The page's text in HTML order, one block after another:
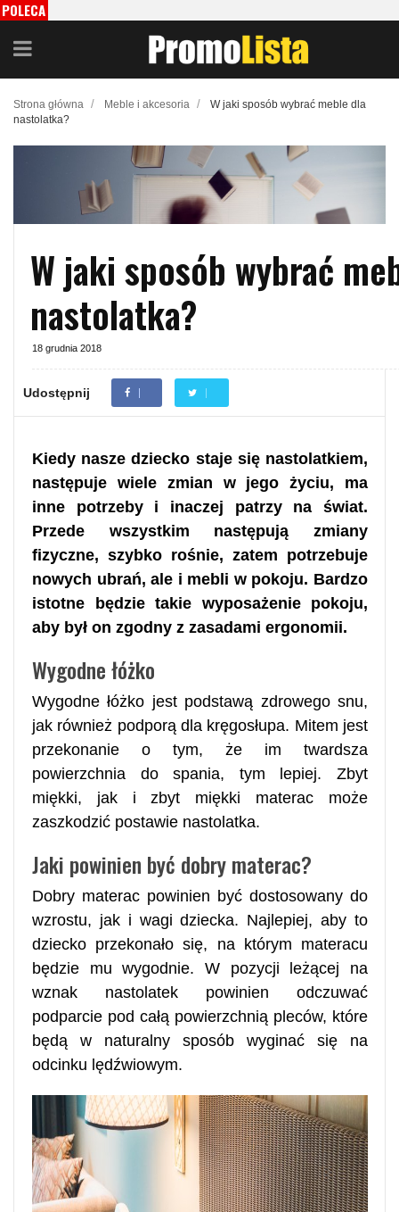
POLECA
Strona główna / Meble i akcesoria /
W jaki sposób wybrać meble dla
nastolatka?
W jaki sposób wybrać
nastolatka?
18 grudnia 2018
Udostępnij
Kiedy nasze dziecko staje się nastolatkiem,
następuje wiele zmian w jego życiu, ma
inne potrzeby i inaczej patrzy na świat.
Przede wszystkim następują zmiany
fizyczne, szybko rośnie, zatem potrzebuje
nowych ubrań, ale i mebli w pokoju. Bardzo
istotne będzie takie wyposażenie pokoju,
aby był on zgodny z zasadami ergonomii.
Wygodne łóżko
Wygodne łóżko jest podstawą zdrowego snu,
jak również podporą dla kręgosłupa. Mitem jest
przekonanie o tym, że im twardsza
powierzchnia do spania, tym lepiej. Zbyt
miękki, jak i zbyt miękki materac może
zaszkodzić postawie nastolatka.
Jaki powinien być dobry materac?
Dobry materac powinien być dostosowany do
wzrostu, jak i wagi dziecka. Najlepiej, aby to
dziecko przekonało się, na którym materacu
będzie mu wygodnie. W pozycji leżącej na
wznak nastolatek powinien odczuwać
podparcie pod całą powierzchnią pleców, które
będą w naturalny sposób wyginać się na
odcinku lędźwiowym.